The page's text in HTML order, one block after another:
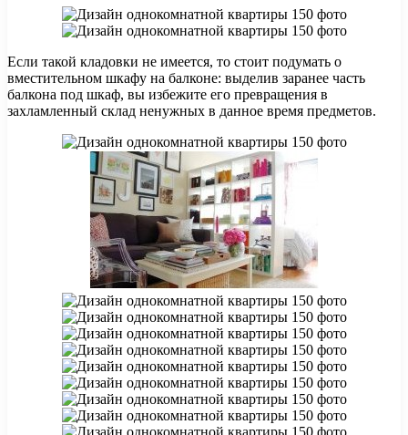
Если такой кладовки не имеется, то стоит подумать о
вместительном шкафу на балконе: выделив заранее часть
балкона под шкаф, вы избежите его превращения в
захламленный склад ненужных в данное время предметов.